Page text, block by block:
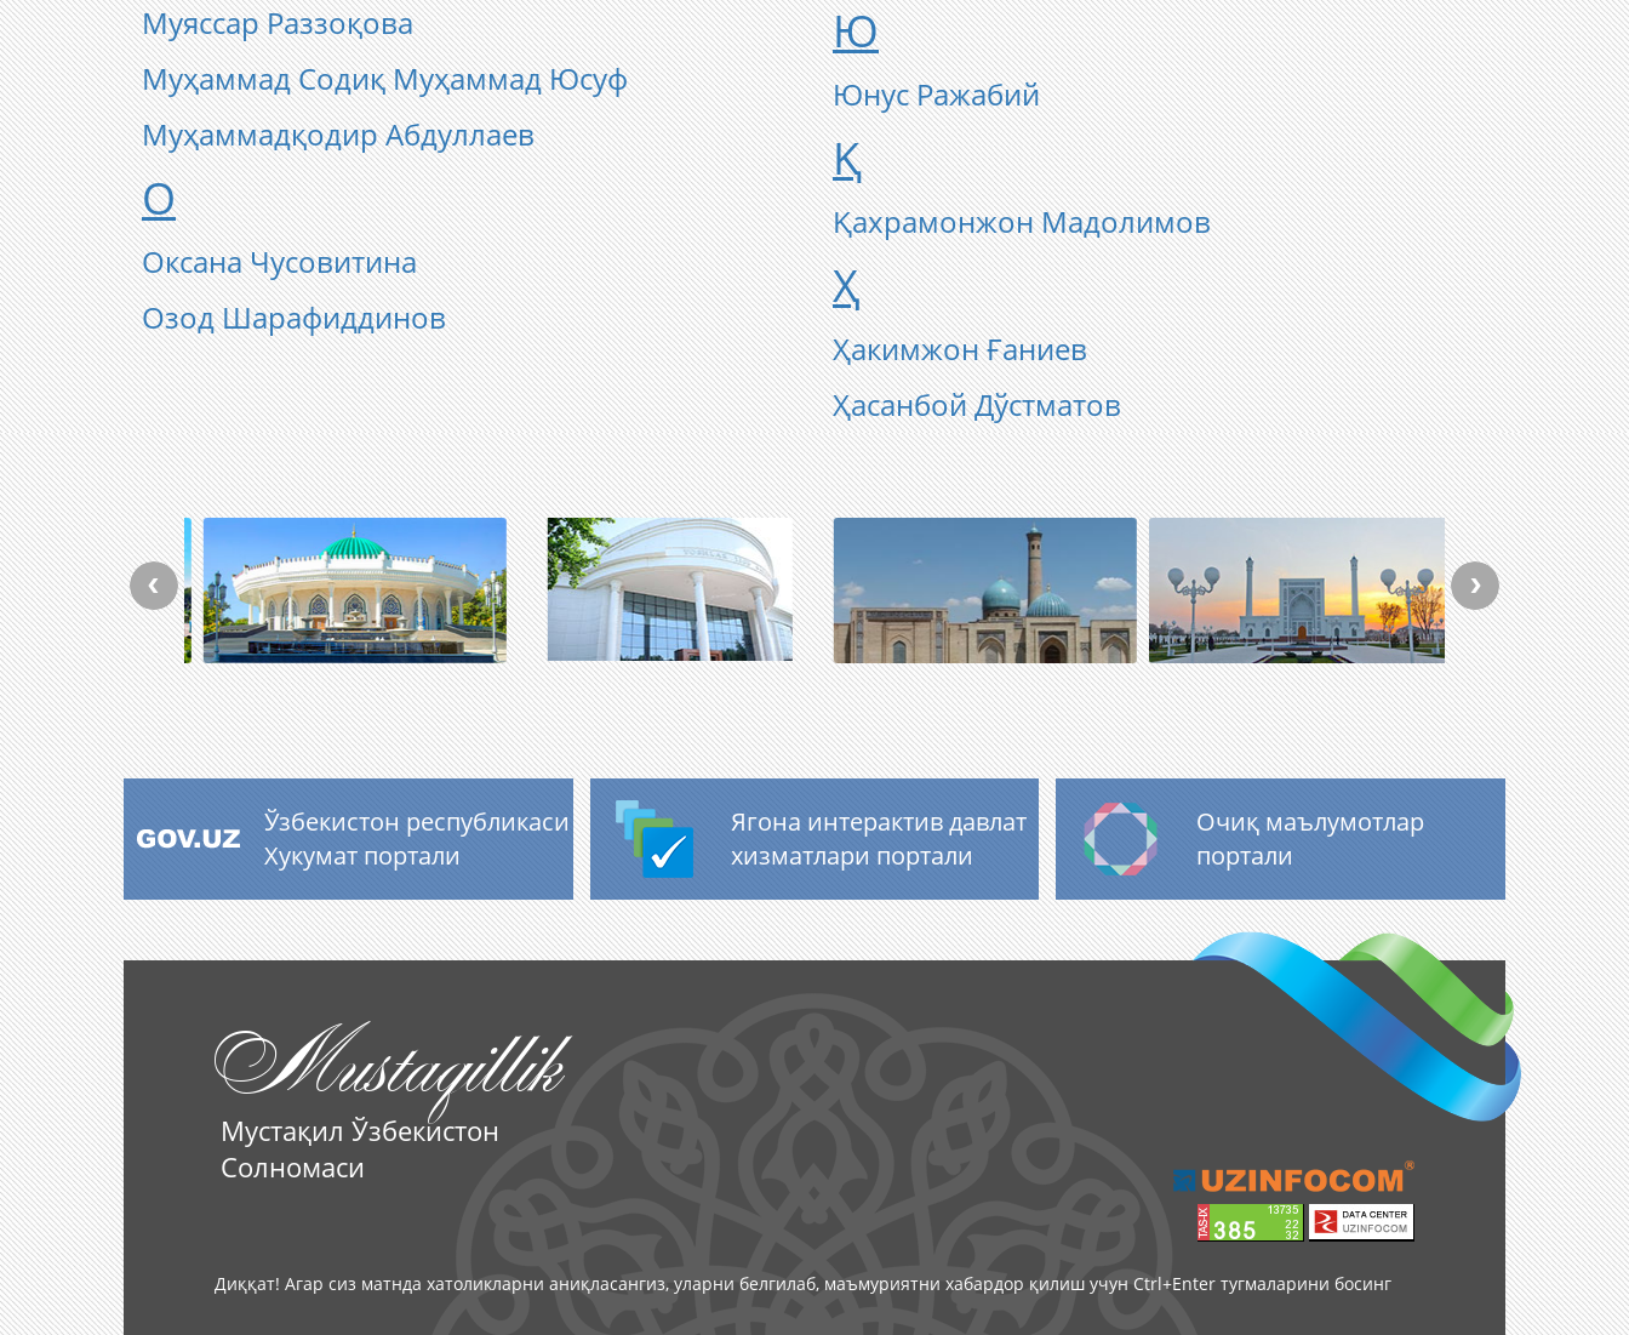
Муяссар Раззоқова
Муҳаммад Содиқ Муҳаммад Юсуф
Муҳаммадқодир Абдуллаев
О
Оксана Чусовитина
Озод Шарафиддинов
Ю
Юнус Ражабий
Қ
Қахрамонжон Мадолимов
Ҳ
Ҳакимжон Ғаниев
Ҳасанбой Дўстматов
Ўзбекистон республикаси
Хукумат портали
Ягона интерактив давлат
хизматлари портали
Очиқ маълумотлар
портали
Mustaqillik
Мустақил Ўзбекистон
Солномаси
Диққат! Агар сиз матнда хатоликларни аниқласангиз, уларни белгилаб, маъмуриятни хабардор қилиш учун Ctrl+Enter тугмаларини босинг